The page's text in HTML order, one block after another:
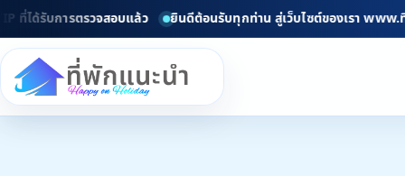
ารตรวจสอบแล้ว ยินดีต้อนรับทุกท่าน สู่เว็บไซต์ของเรา www.ที่พักแนะ